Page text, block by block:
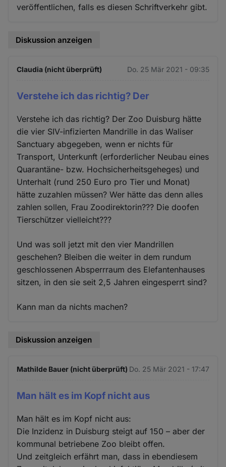
veröffentlichen, falls es diesen Schriftverkehr gibt.
Diskussion anzeigen
Claudia (nicht überprüft) Do. 25 Mär 2021 - 09:35
Verstehe ich das richtig? Der
Verstehe ich das richtig? Der Zoo Duisburg hätte
die vier SIV-infizierten Mandrille in das Waliser
Sanctuary abgegeben, wenn er nichts für
Transport, Unterkunft (erforderlicher Neubau eines
Quarantäne- bzw. Hochsicherheitsgeheges) und
Unterhalt (rund 250 Euro pro Tier und Monat)
hätte zuzahlen müssen? Wer hätte das denn alles
zahlen sollen, Frau Zoodirektorin??? Die doofen
Tierschützer vielleicht???
Und was soll jetzt mit den vier Mandrillen
geschehen? Bleiben die weiter in dem rundum
geschlossenen Absperrraum des Elefantenhauses
sitzen, in den sie seit 2,5 Jahren eingesperrt sind?
Kann man da nichts machen?
Diskussion anzeigen
Mathilde Bauer (nicht überprüft) Do. 25 Mär 2021 - 17:47
Man hält es im Kopf nicht aus
Man hält es im Kopf nicht aus:
Die Inzidenz in Duisburg steigt auf 150 – aber der
kommunal betriebene Zoo bleibt offen.
Und zeitgleich erfährt man, dass in ebendiesem